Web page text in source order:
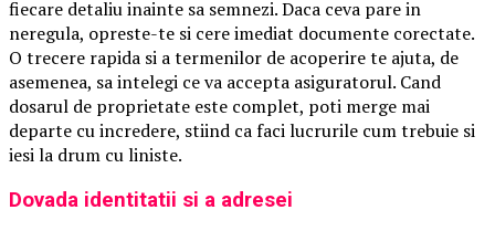
fiecare detaliu inainte sa semnezi. Daca ceva pare in
neregula, opreste-te si cere imediat documente corectate.
O trecere rapida si a termenilor de acoperire te ajuta, de
asemenea, sa intelegi ce va accepta asiguratorul. Cand
dosarul de proprietate este complet, poti merge mai
departe cu incredere, stiind ca faci lucrurile cum trebuie si
iesi la drum cu liniste.
Dovada identitatii si a adresei